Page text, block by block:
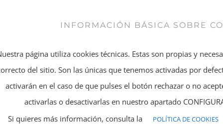
nos podremos broncear disminuyendo el daño solar en
Depilación láser: Para realizarlo durante el verano hay
que asegurarse del tipo de tecnología utilizada ya que
hay algunos láseres incompatibles con la exposición. La
INFORMACIÓN BÁSICA SOBRE
página utiliza cookies técnicas. Estas son propias y
del sitio. Son las únicas que tenemos activadas por
activarán en el caso de que pulses el botón rechazar o no
activarlas o desactivarlas en nuestro apartado
Si quieres más información, consulta la
POLÍTICA DE COOKIES